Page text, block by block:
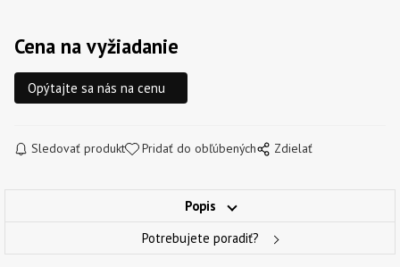
Cena na vyžiadanie
Opýtajte sa nás na cenu
Sledovať produkt Pridať do obľúbených Zdielať
Popis
Potrebujete poradiť?